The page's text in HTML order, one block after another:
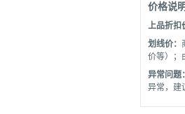
价格说明
上品折扣
划线价：
价等）；
异常问题：
异常，建